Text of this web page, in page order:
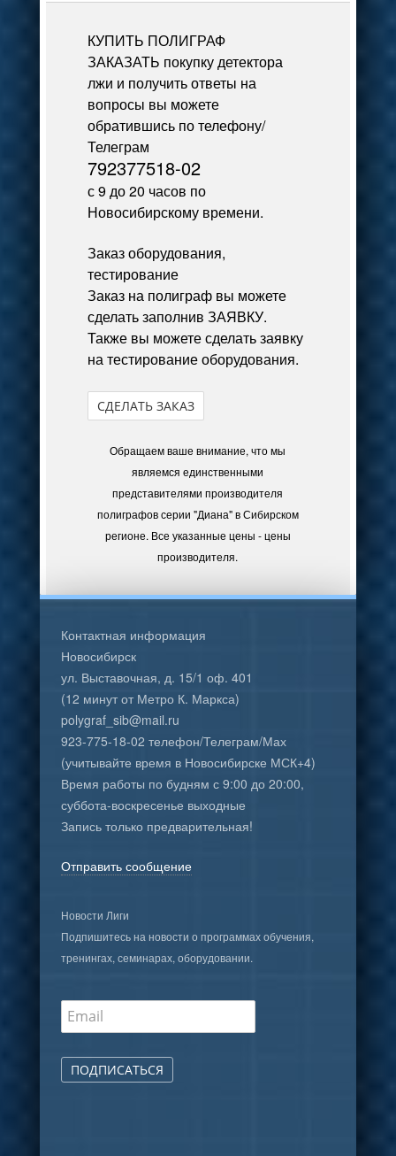
КУПИТЬ ПОЛИГРАФ
ЗАКАЗАТЬ покупку детектора
лжи и получить ответы на
вопросы вы можете
обратившись по телефону/
Телеграм
792377518-02
с 9 до 20 часов по
Новосибирскому времени.
Заказ оборудования,
тестирование
Заказ на полиграф вы можете
сделать заполнив ЗАЯВКУ.
Также вы можете сделать заявку
на тестирование оборудования.
СДЕЛАТЬ ЗАКАЗ
Обращаем ваше внимание, что мы
являемся единственными
представителями производителя
полиграфов серии "Диана" в Сибирском
регионе. Все указанные цены - цены
производителя.
Контактная информация
Новосибирск
ул. Выставочная, д. 15/1 оф. 401
(12 минут от Метро К. Маркса)
polygraf_sib@mail.ru
923-775-18-02 телефон/Телеграм/Мах
(учитывайте время в Новосибирске МСК+4)
Время работы по будням с 9:00 до 20:00,
суббота-воскресенье выходные
Запись только предварительная!
Отправить сообщение
Новости Лиги
Подпишитесь на новости о программах обучения,
тренингах, семинарах, оборудовании.
ПОДПИСАТЬСЯ